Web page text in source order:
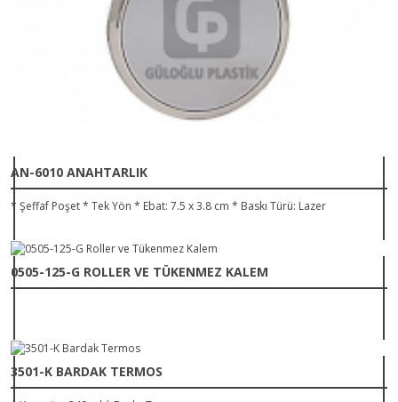
AN-6010 ANAHTARLIK
* Şeffaf Poşet * Tek Yön * Ebat: 7.5 x 3.8 cm * Baskı Türü: Lazer
0505-125-G ROLLER VE TÜKENMEZ KALEM
3501-K BARDAK TERMOS